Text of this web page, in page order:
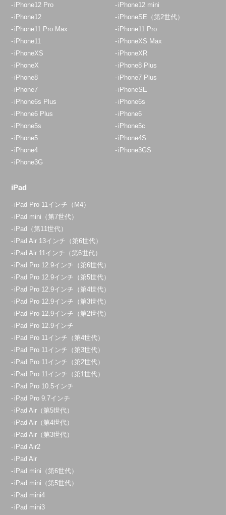
iPhone12 Pro
iPhone12 mini
iPhone12
iPhoneSE（第2世代）
iPhone11 Pro Max
iPhone11 Pro
iPhone11
iPhoneXS Max
iPhoneXS
iPhoneXR
iPhoneX
iPhone8 Plus
iPhone8
iPhone7 Plus
iPhone7
iPhoneSE
iPhone6s Plus
iPhone6s
iPhone6 Plus
iPhone6
iPhone5s
iPhone5c
iPhone5
iPhone4S
iPhone4
iPhone3GS
iPhone3G
iPad
iPad Pro 11インチ（M4）
iPad mini（第7世代）
iPad（第11世代）
iPad Air 13インチ（第6世代）
iPad Air 11インチ（第6世代）
iPad Pro 12.9インチ（第6世代）
iPad Pro 12.9インチ（第5世代）
iPad Pro 12.9インチ（第4世代）
iPad Pro 12.9インチ（第3世代）
iPad Pro 12.9インチ（第2世代）
iPad Pro 12.9インチ
iPad Pro 11インチ（第4世代）
iPad Pro 11インチ（第3世代）
iPad Pro 11インチ（第2世代）
iPad Pro 11インチ（第1世代）
iPad Pro 10.5インチ
iPad Pro 9.7インチ
iPad Air（第5世代）
iPad Air（第4世代）
iPad Air（第3世代）
iPad Air2
iPad Air
iPad mini（第6世代）
iPad mini（第5世代）
iPad mini4
iPad mini3